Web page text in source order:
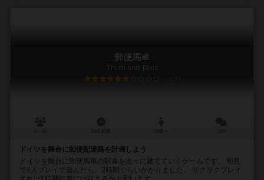
郵便馬車
Thurn and Taxis
6.7
ドイツを舞台に郵便配達路を計画しよう
ドイツを舞台に郵便馬車の駅舎を次々に建てていくゲームです。 初見
で4人プレイで遊んだら、2時間ぐらいかかりました。 サクサクプレイ